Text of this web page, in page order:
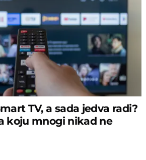
TV, a sada jedva radi?
koju mnogi nikad ne